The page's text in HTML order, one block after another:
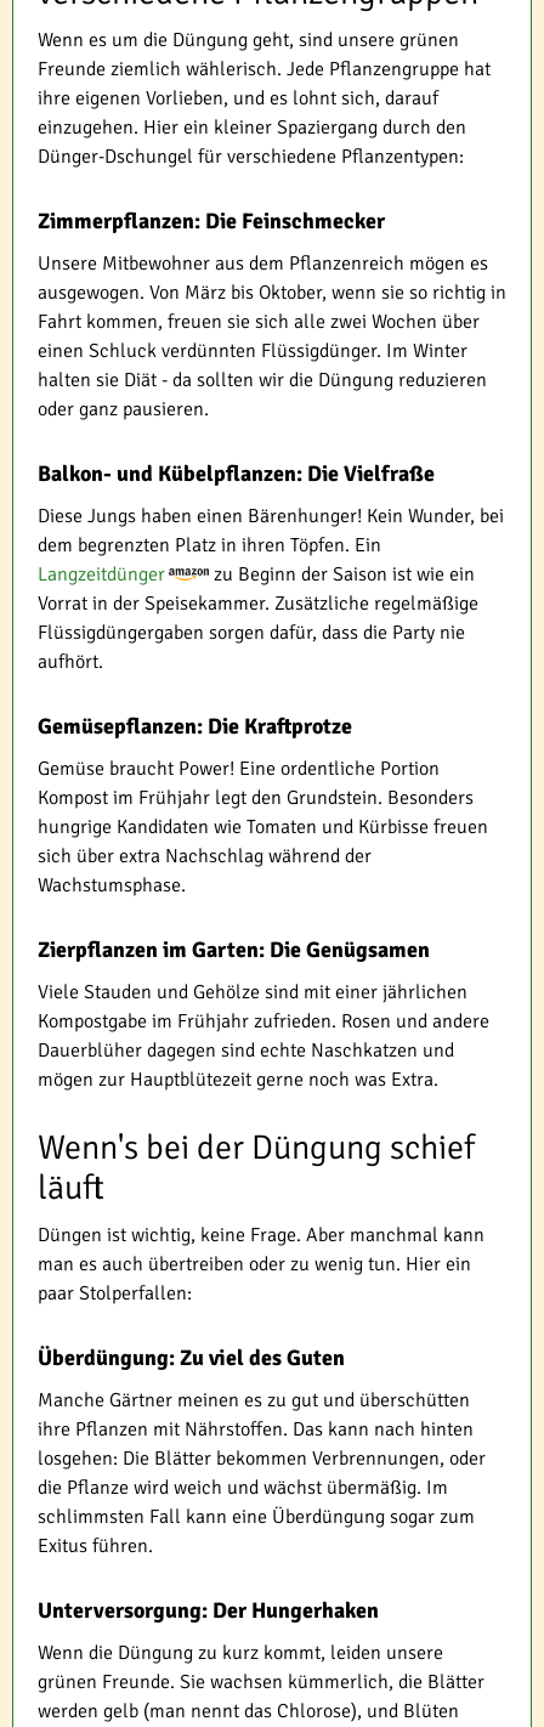
Wenn es um die Düngung geht, sind unsere grünen
Freunde ziemlich wählerisch. Jede Pflanzengruppe hat
ihre eigenen Vorlieben, und es lohnt sich, darauf
einzugehen. Hier ein kleiner Spaziergang durch den
Dünger-Dschungel für verschiedene Pflanzentypen:
Zimmerpflanzen: Die Feinschmecker
Unsere Mitbewohner aus dem Pflanzenreich mögen es
ausgewogen. Von März bis Oktober, wenn sie so richtig in
Fahrt kommen, freuen sie sich alle zwei Wochen über
einen Schluck verdünnten Flüssigdünger. Im Winter
halten sie Diät - da sollten wir die Düngung reduzieren
oder ganz pausieren.
Balkon- und Kübelpflanzen: Die Vielfraße
Diese Jungs haben einen Bärenhunger! Kein Wunder, bei
dem begrenzten Platz in ihren Töpfen. Ein
Langzeitdünger
zu Beginn der Saison ist wie ein
Vorrat in der Speisekammer. Zusätzliche regelmäßige
Flüssigdüngergaben sorgen dafür, dass die Party nie
aufhört.
Gemüsepflanzen: Die Kraftprotze
Gemüse braucht Power! Eine ordentliche Portion
Kompost im Frühjahr legt den Grundstein. Besonders
hungrige Kandidaten wie Tomaten und Kürbisse freuen
sich über extra Nachschlag während der
Wachstumsphase.
Zierpflanzen im Garten: Die Genügsamen
Viele Stauden und Gehölze sind mit einer jährlichen
Kompostgabe im Frühjahr zufrieden. Rosen und andere
Dauerblüher dagegen sind echte Naschkatzen und
mögen zur Hauptblütezeit gerne noch was Extra.
Wenn's bei der Düngung schief
läuft
Düngen ist wichtig, keine Frage. Aber manchmal kann
man es auch übertreiben oder zu wenig tun. Hier ein
paar Stolperfallen:
Überdüngung: Zu viel des Guten
Manche Gärtner meinen es zu gut und überschütten
ihre Pflanzen mit Nährstoffen. Das kann nach hinten
losgehen: Die Blätter bekommen Verbrennungen, oder
die Pflanze wird weich und wächst übermäßig. Im
schlimmsten Fall kann eine Überdüngung sogar zum
Exitus führen.
Unterversorgung: Der Hungerhaken
Wenn die Düngung zu kurz kommt, leiden unsere
grünen Freunde. Sie wachsen kümmerlich, die Blätter
werden gelb (man nennt das Chlorose), und Blüten